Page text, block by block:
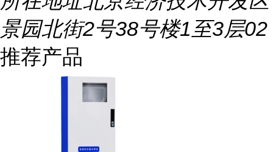
景园北街2号38号楼1至3层02
推荐产品